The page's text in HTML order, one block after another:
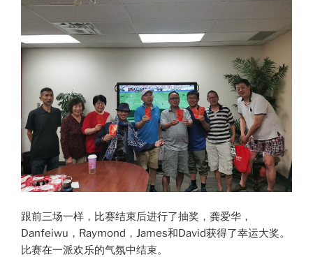
跟前三场一样，比赛结束后进行了抽奖，龚爱华，
Danfeiwu，Raymond，James和David获得了幸运大奖。
比赛在一派欢乐的气氛中结束。